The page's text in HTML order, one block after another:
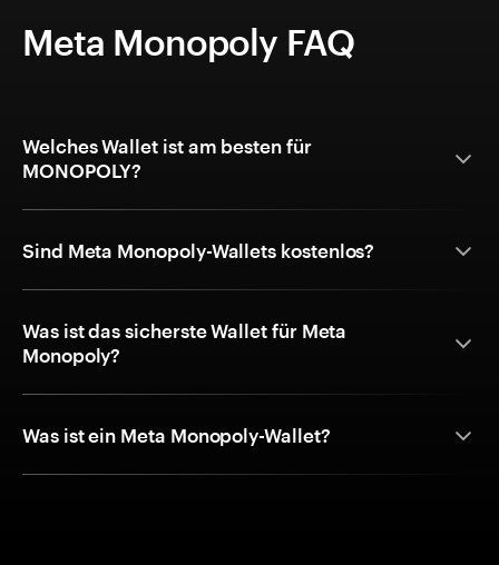
Meta Monopoly FAQ
Welches Wallet ist am besten für
MONOPOLY?
Sind Meta Monopoly-Wallets kostenlos?
Was ist das sicherste Wallet für Meta
Monopoly?
Was ist ein Meta Monopoly-Wallet?